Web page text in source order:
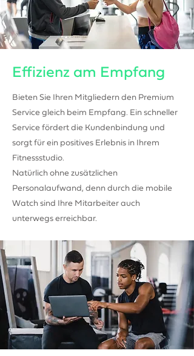
Effizienz am Empfang
Bieten Sie Ihren Mitgliedern den Premium
Service gleich beim Empfang. Ein schneller
Service fördert die Kundenbindung und
sorgt für ein positives Erlebnis in Ihrem
Fitnessstudio.
Natürlich ohne zusätzlichen
Personalaufwand, denn durch die mobile
Watch sind Ihre Mitarbeiter auch
unterwegs erreichbar.